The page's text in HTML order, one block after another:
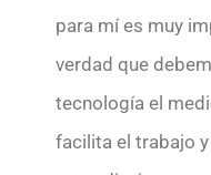
para mí es muy
verdad que
tecnología el
facilita el trabajo